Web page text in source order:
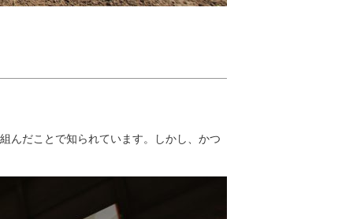
んだことで知られています。しかし、かつ